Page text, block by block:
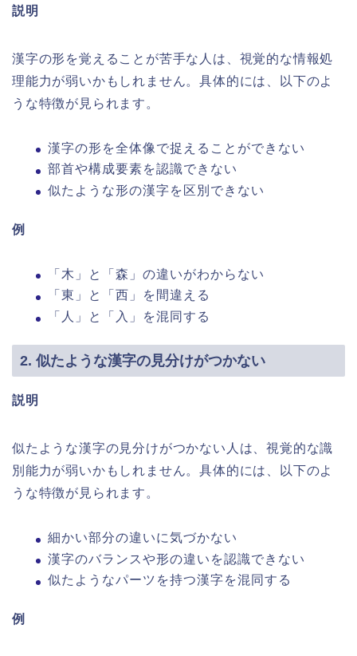
説明
漢字の形を覚えることが苦手な人は、視覚的な情報処
理能力が弱いかもしれません。具体的には、以下のよ
うな特徴が見られます。
漢字の形を全体像で捉えることができない
部首や構成要素を認識できない
似たような形の漢字を区別できない
例
「木」と「森」の違いがわからない
「東」と「西」を間違える
「人」と「入」を混同する
2. 似たような漢字の見分けがつかない
説明
似たような漢字の見分けがつかない人は、視覚的な識
別能力が弱いかもしれません。具体的には、以下のよ
うな特徴が見られます。
細かい部分の違いに気づかない
漢字のバランスや形の違いを認識できない
似たようなパーツを持つ漢字を混同する
例